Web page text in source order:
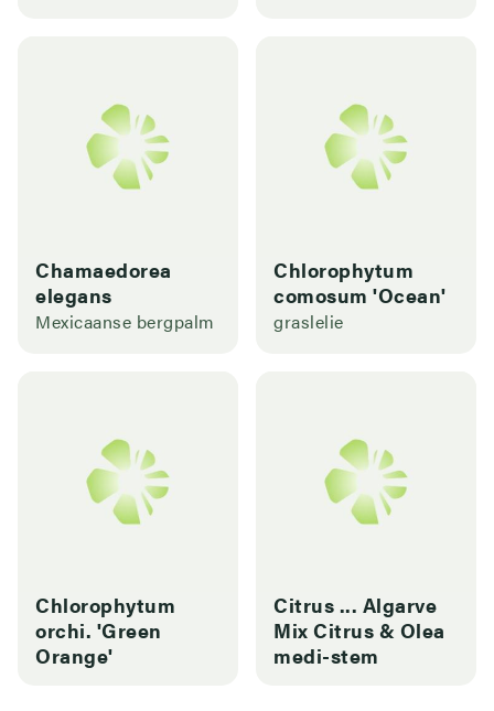
Chamaedorea
elegans
Mexicaanse bergpalm
Chlorophytum
comosum 'Ocean'
graslelie
Chlorophytum
orchi. 'Green
Orange'
Citrus ... Algarve
Mix Citrus & Olea
medi-stem